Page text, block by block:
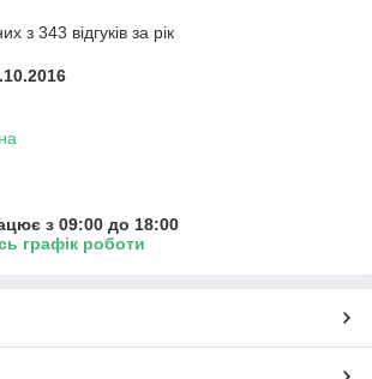
з 343 відгуків за рік
з 09:00 до 18:00
графік роботи